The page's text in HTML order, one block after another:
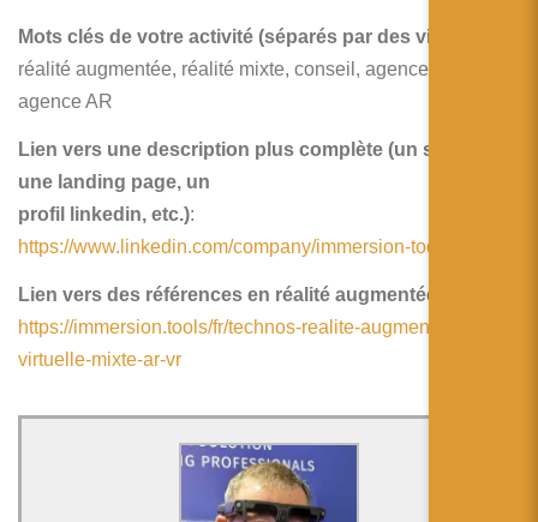
Mots clés de votre activité (séparés par des virgules):
réalité augmentée, réalité mixte, conseil, agence VR,
agence AR
Lien vers une description plus complète (un site web,
une landing page, un
profil linkedin, etc.):
https://www.linkedin.com/company/immersion-tools/
Lien vers des références en réalité augmentée:
https://immersion.tools/fr/technos-realite-augmentee-
virtuelle-mixte-ar-vr